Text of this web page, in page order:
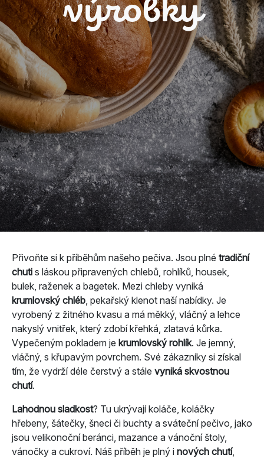
výrobky
Přivoňte si k příběhům našeho pečiva. Jsou plné tradiční
chuti s láskou připravených chlebů, rohlíků, housek,
bulek, raženek a bagetek. Mezi chleby vyniká
krumlovský chléb , pekařský klenot naší nabídky. Je
vyrobený z žitného kvasu a má měkký, vláčný a lehce
nakyslý vnitřek, který zdobí křehká, zlatavá kůrka.
Vypečeným pokladem je krumlovský rohlík. Je jemný,
vláčný, s křupavým povrchem. Své zákazníky si získal
tím, že vydrží déle čerstvý a stále vyniká skvostnou
chutí.
Lahodnou sladkost? Tu ukrývají koláče, koláčky
hřebeny, šátečky, šneci či buchty a sváteční pečivo, jako
jsou velikonoční beránci, mazance a vánoční štoly,
vánočky a cukroví. Náš příběh je plný i nových chutí,